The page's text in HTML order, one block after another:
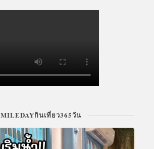
MILEDAYกินเที่ยว365วัน